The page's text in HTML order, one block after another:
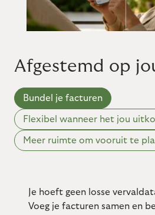
Afgestemd op
Bundel je facturen
Flexibel wanneer het jou
Meer ruimte om vooruit te
Je hoeft geen losse
Voeg je facturen samen en